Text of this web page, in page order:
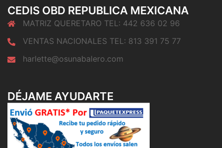
CEDIS OBD REPUBLICA MEXICANA
MATRIZ QUERETARO TEL: 442 636 02 96
VENTAS NACIONALES TEL: 813 391 75 77
harlette@osunabalero.com
DÉJAME AYUDARTE